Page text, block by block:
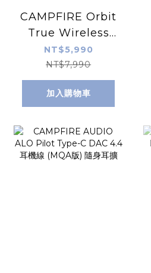
CAMPFIRE Orbit
True Wireless
Earbuds 真無線耳
機
NT$5,990
NT$7,990
加入購物車